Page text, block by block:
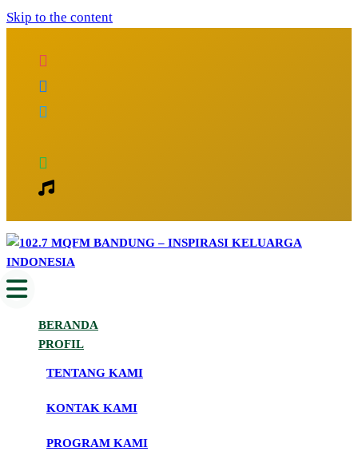
Skip to the content
102.7 MQFM Bandung – Inspirasi
Keluarga Indonesia
Inspirasi Keluarga Indonesia
BERANDA
PROFIL
TENTANG KAMI
KONTAK KAMI
PROGRAM KAMI